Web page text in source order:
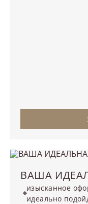
ВАША
изысканное
идеально